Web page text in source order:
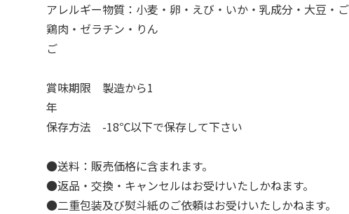
アレルギー物質：小麦・卵・えび・いか・乳成分・大豆・
鶏肉・ゼラチン・りん
賞味期限 製造から1
保存方法 -18℃以下で保存して下さい
●送料：販売価格に含まれます。
●返品・交換・キャンセルはお受けいたしかねます。
●二重包装及び熨斗紙のご依頼はお受けいたしかねます。